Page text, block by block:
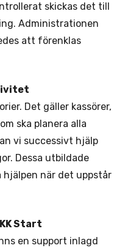
skickas det till
Administrationen
att förenklas
Det gäller kassörer,
ska planera alla
vi successivt hjälp
Dessa utbildade
hjälpen när det uppstår
Start
en support inlagd